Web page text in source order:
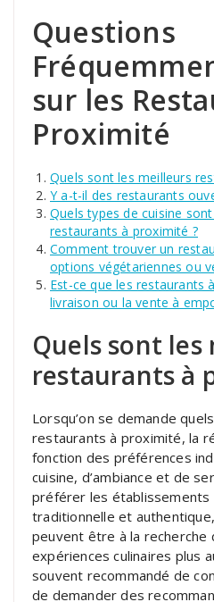
Questions
sur les
Proximité
Quels sont les meilleurs
Y a-t-il des restaurants
Quels types de cuisine
restaurants à proximité ?
Comment trouver un
options végétariennes ou
Est-ce que les restaurants
livraison ou la vente à
Quels sont
restaurants à
Lorsqu’on se demande
restaurants à proximité, la
fonction des préférences
cuisine, d’ambiance et de
préférer les établissements
traditionnelle et
peuvent être à la recherche
expériences culinaires plus
souvent recommandé de
de demander des